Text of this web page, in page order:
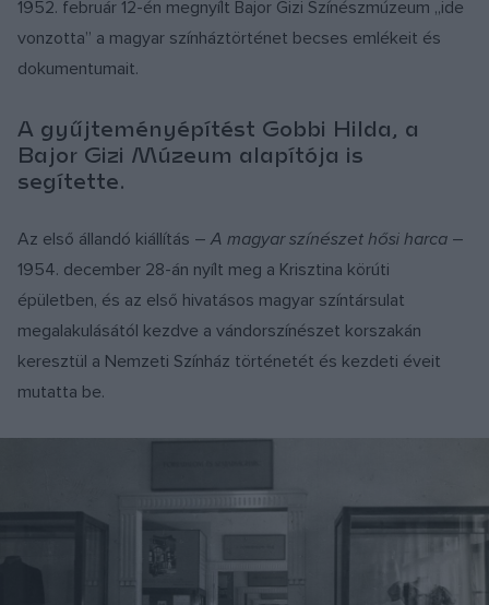
1952. február 12-én megnyílt Bajor Gizi Színészmúzeum „ide
vonzotta” a magyar színháztörténet becses emlékeit és
dokumentumait.
A gyűjteményépítést Gobbi Hilda, a
Bajor Gizi Múzeum alapítója is
segítette.
Az első állandó kiállítás –A magyar színészet hősi harca –
1954. december 28-án nyílt meg a Krisztina körúti
épületben, és az első hivatásos magyar színtársulat
megalakulásától kezdve a vándorszínészet korszakán
keresztül a Nemzeti Színház történetét és kezdeti éveit
mutatta be.